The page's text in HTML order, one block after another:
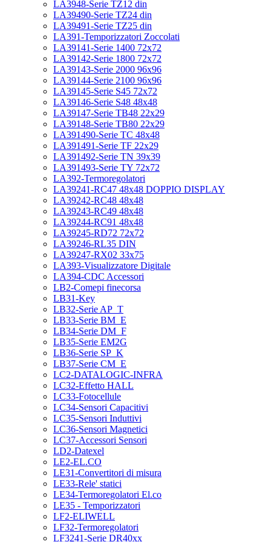
LA3948-Serie TZ12 din
LA39490-Serie TZ24 din
LA39491-Serie TZ25 din
LA391-Temporizzatori Zoccolati
LA39141-Serie 1400 72x72
LA39142-Serie 1800 72x72
LA39143-Serie 2000 96x96
LA39144-Serie 2100 96x96
LA39145-Serie S45 72x72
LA39146-Serie S48 48x48
LA39147-Serie TB48 22x29
LA39148-Serie TB80 22x29
LA391490-Serie TC 48x48
LA391491-Serie TF 22x29
LA391492-Serie TN 39x39
LA391493-Serie TY 72x72
LA392-Termoregolatori
LA39241-RC47 48x48 DOPPIO DISPLAY
LA39242-RC48 48x48
LA39243-RC49 48x48
LA39244-RC91 48x48
LA39245-RD72 72x72
LA39246-RL35 DIN
LA39247-RX02 33x75
LA393-Visualizzatore Digitale
LA394-CDC Accessori
LB2-Comepi finecorsa
LB31-Key
LB32-Serie AP_T
LB33-Serie BM_E
LB34-Serie DM_F
LB35-Serie EM2G
LB36-Serie SP_K
LB37-Serie CM_E
LC2-DATALOGIC-INFRA
LC32-Effetto HALL
LC33-Fotocellule
LC34-Sensori Capacitivi
LC35-Sensori Induttivi
LC36-Sensori Magnetici
LC37-Accessori Sensori
LD2-Datexel
LE2-EL.CO
LE31-Convertitori di misura
LE33-Rele' statici
LE34-Termoregolatori El.co
LE35 - Temporizzatori
LF2-ELIWELL
LF32-Termoregolatori
LF3241-Serie DR40xx